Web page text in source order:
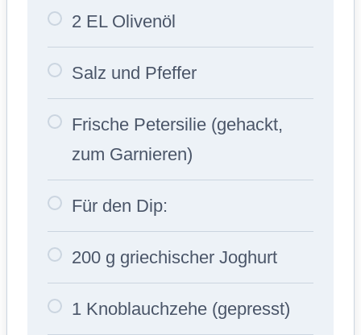
2 EL Olivenöl
Salz und Pfeffer
Frische Petersilie (gehackt,
zum Garnieren)
Für den Dip:
200 g griechischer Joghurt
1 Knoblauchzehe (gepresst)